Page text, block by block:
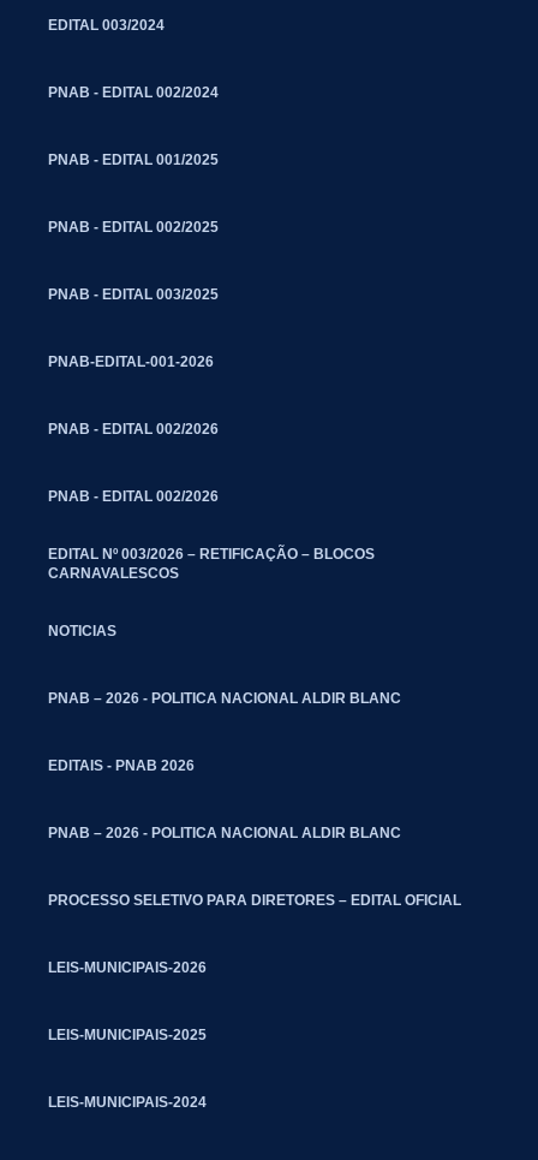
EDITAL 003/2024
PNAB - EDITAL 002/2024
PNAB - EDITAL 001/2025
PNAB - EDITAL 002/2025
PNAB - EDITAL 003/2025
PNAB-EDITAL-001-2026
PNAB - EDITAL 002/2026
PNAB - EDITAL 002/2026
EDITAL Nº 003/2026 – RETIFICAÇÃO – BLOCOS
CARNAVALESCOS
NOTICIAS
PNAB – 2026 - POLITICA NACIONAL ALDIR BLANC
EDITAIS - PNAB 2026
PNAB – 2026 - POLITICA NACIONAL ALDIR BLANC
PROCESSO SELETIVO PARA DIRETORES – EDITAL OFICIAL
LEIS-MUNICIPAIS-2026
LEIS-MUNICIPAIS-2025
LEIS-MUNICIPAIS-2024